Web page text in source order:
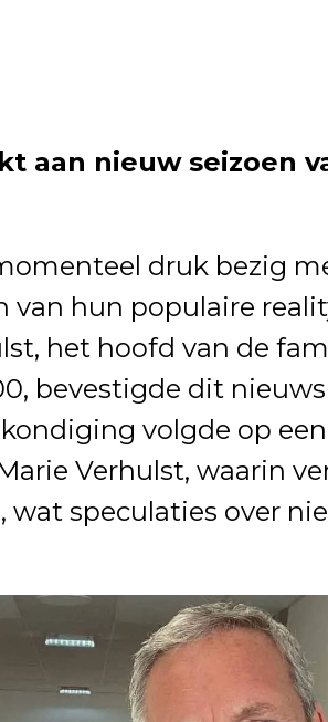
aan nieuw seizoen
druk bezig
van hun populaire
het hoofd van de
bevestigde dit
volgde op
Verhulst, waarin
wat speculaties over